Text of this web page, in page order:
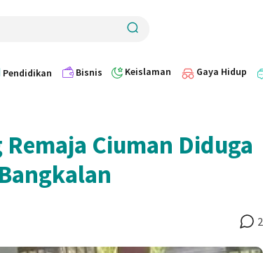
Pendidikan Bisnis Keislaman Gaya Hidup
Ciuman Diduga
2